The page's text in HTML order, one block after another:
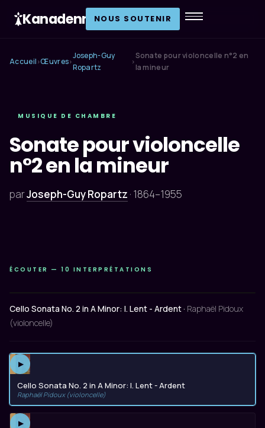
Kanadenn NOUS SOUTENIR
Accueil ›Œuvres›
Joseph-Guy
Ropartz
›
Sonate pour violoncelle n°2 en
la mineur
MUSIQUE DE CHAMBRE
Sonate pour violoncelle
n°2 en la mineur
parJoseph-Guy Ropartz · 1864–1955
ÉCOUTER — 10 INTERPRÉTATIONS
Cello Sonata No. 2 in A Minor: I. Lent - Ardent · Raphaël Pidoux
(violoncelle)
▶
Cello Sonata No. 2 in A Minor: I. Lent - Ardent
Raphaël Pidoux (violoncelle)
▶